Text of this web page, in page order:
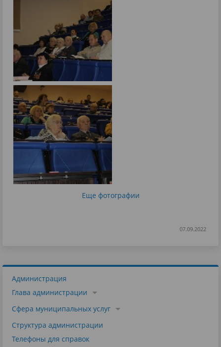
Еще фотографии
07.09.2022
Администрация
Глава администрации
Сфера муниципальных услуг
Структура администрации
Телефоны для справок